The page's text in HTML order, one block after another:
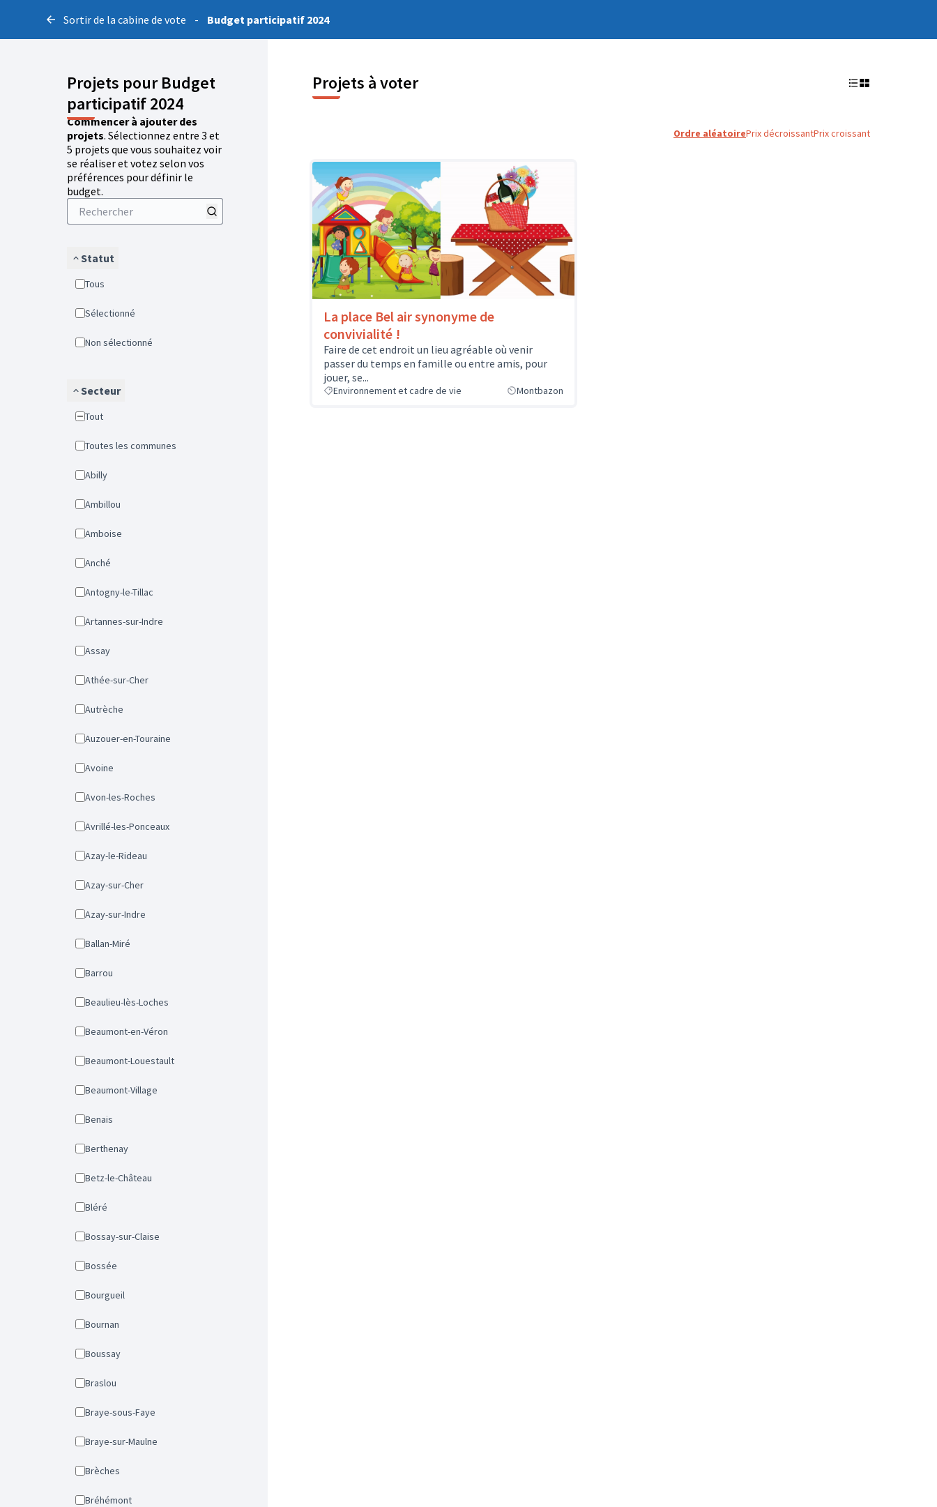
Sortir de la cabine de vote - Budget participatif 2024
Projets pour Budget
participatif 2024
Commencer à ajouter des
projets. Sélectionnez entre 3 et
5 projets que vous souhaitez voir
se réaliser et votez selon vos
préférences pour définir le
budget.
Statut
Tous
Sélectionné
Non sélectionné
Secteur
Tout
Toutes les communes
Abilly
Ambillou
Amboise
Anché
Antogny-le-Tillac
Artannes-sur-Indre
Assay
Athée-sur-Cher
Autrèche
Auzouer-en-Touraine
Avoine
Avon-les-Roches
Avrillé-les-Ponceaux
Azay-le-Rideau
Azay-sur-Cher
Azay-sur-Indre
Ballan-Miré
Barrou
Beaulieu-lès-Loches
Beaumont-en-Véron
Beaumont-Louestault
Beaumont-Village
Benais
Berthenay
Betz-le-Château
Bléré
Bossay-sur-Claise
Bossée
Bourgueil
Bournan
Boussay
Braslou
Braye-sous-Faye
Braye-sur-Maulne
Brèches
Bréhémont
Projets à voter
Ordre aléatoirePrix décroissantPrix croissant
La place Bel air synonyme de
convivialité !
Faire de cet endroit un lieu agréable où venir
passer du temps en famille ou entre amis, pour
jouer, se...
Environnement et cadre de vie Montbazon